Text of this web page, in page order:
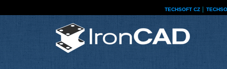
TECHSOFT CZ